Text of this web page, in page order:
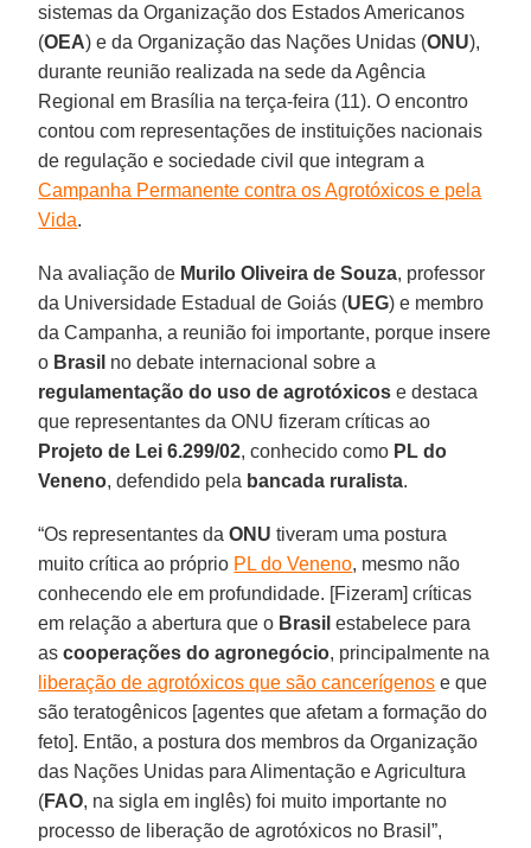
sistemas da Organização dos Estados Americanos
(OEA) e da Organização das Nações Unidas (ONU),
durante reunião realizada na sede da Agência
Regional em Brasília na terça-feira (11). O encontro
contou com representações de instituições nacionais
de regulação e sociedade civil que integram a
Campanha Permanente contra os Agrotóxicos e pela
Vida.
Na avaliação de Murilo Oliveira de Souza, professor
da Universidade Estadual de Goiás (UEG) e membro
da Campanha, a reunião foi importante, porque insere
o Brasil no debate internacional sobre a
regulamentação do uso de agrotóxicos e destaca
que representantes da ONU fizeram críticas ao
Projeto de Lei 6.299/02, conhecido como PL do
Veneno, defendido pela bancada ruralista.
“Os representantes daONU tiveram uma postura
muito crítica ao próprio PL do Veneno, mesmo não
conhecendo ele em profundidade. [Fizeram] críticas
em relação a abertura que o Brasil estabelece para
ascooperações do agronegócio, principalmente na
liberação de agrotóxicos que são cancerígenos e que
são teratogênicos [agentes que afetam a formação do
feto]. Então, a postura dos membros da Organização
das Nações Unidas para Alimentação e Agricultura
(FAO, na sigla em inglês) foi muito importante no
processo de liberação de agrotóxicos no Brasil”,